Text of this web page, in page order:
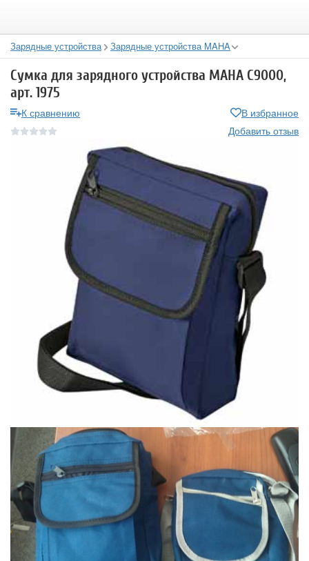
Зарядные устройства Зарядные устройства MAHA
Сумка для зарядного устройства MAHA С9000,
арт. 1975
К сравнению
В избранное
Добавить отзыв